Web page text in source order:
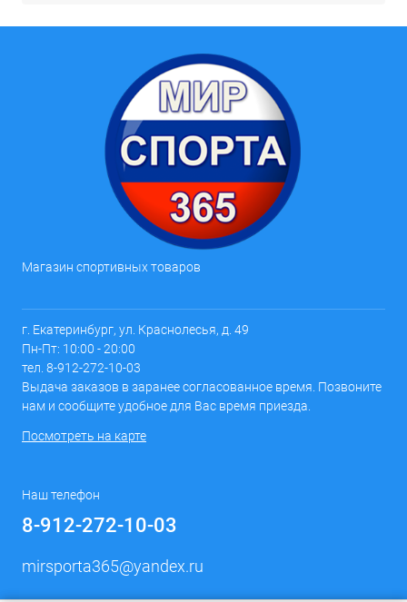
Магазин спортивных товаров
г. Екатеринбург, ул. Краснолесья, д. 49
Пн-Пт: 10:00 - 20:00
тел. 8-912-272-10-03
Выдача заказов в заранее согласованное время. Позвоните
нам и сообщите удобное для Вас время приезда.
Посмотреть на карте
Наш телефон
8-912-272-10-03
mirsporta365@yandex.ru